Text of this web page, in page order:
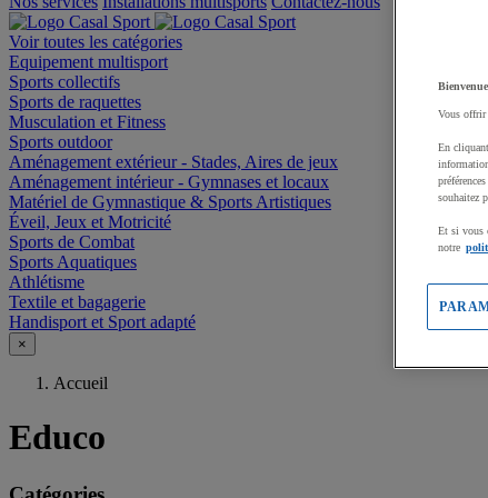
Voir toutes les catégories
Equipement multisport
Sports collectifs
Sports de raquettes
Musculation et Fitness
Sports outdoor
Aménagement extérieur - Stades, Aires de jeux
Aménagement intérieur - Gymnases et locaux
Matériel de Gymnastique & Sports Artistiques
Éveil, Jeux et Motricité
Sports de Combat
Sports Aquatiques
Athlétisme
Textile et bagagerie
Handisport et Sport adapté
×
Accueil
Educo
Vous offrir
En
souhaitez
Et si vous
notre